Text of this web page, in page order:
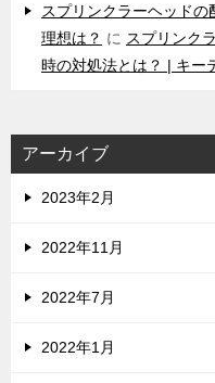
スプリンクラーヘッドの
理想は？ に スプリンク
時の対処法とは？ | キー
アーカイブ
2023年2月
2022年11月
2022年7月
2022年1月